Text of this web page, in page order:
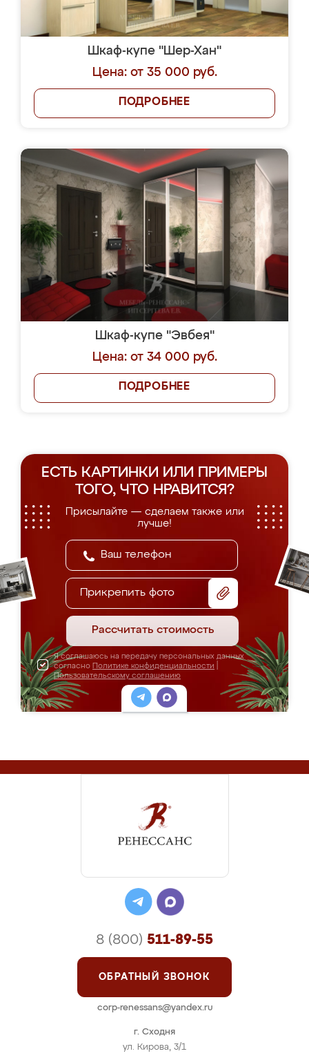
Шкаф-купе "Шер-Хан"
Цена: от 35 000 руб.
ПОДРОБНЕЕ
Шкаф-купе "Эвбея"
Цена: от 34 000 руб.
ПОДРОБНЕЕ
ЕСТЬ КАРТИНКИ ИЛИ ПРИМЕРЫ
ТОГО, ЧТО НРАВИТСЯ?
Присылайте — сделаем также или
лучше!
Прикрепить фото
Рассчитать стоимость
Я соглашаюсь на передачу персональных данных
согласно Политике конфиденциальности
Пользовательскому соглашению
г. Сходня
ул. Кирова, 3/1
8 (800) 511-89-55
ОБРАТНЫЙ ЗВОНОК
corp-renessans@yandex.ru